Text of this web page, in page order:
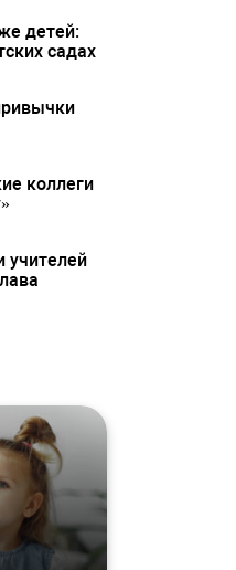
детей:
садах
коллеги
учителей